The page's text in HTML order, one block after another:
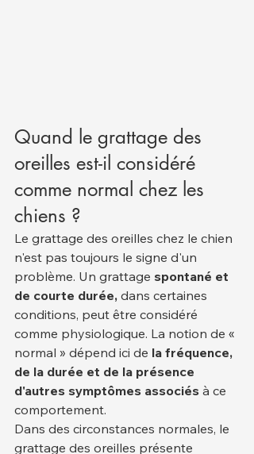
Quand le grattage des
oreilles est-il considéré
comme normal chez les
chiens ?
Le grattage des oreilles chez le chien
n'est pas toujours le signe d'un
problème. Un grattage spontané et
de courte durée, dans certaines
conditions, peut être considéré
comme physiologique. La notion de «
normal » dépend ici de la fréquence,
de la durée et de la présence
d'autres symptômes associés à ce
comportement.
Dans des circonstances normales, le
grattage des oreilles présente